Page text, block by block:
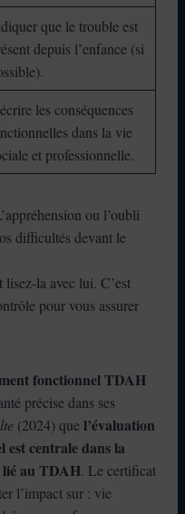
que le trouble est
depuis l’enfance (si
les conséquences
dans la vie
et professionnelle.
ou l’oubli
difficultés devant le
la avec lui. C’est
pour vous assurer
fonctionnel TDAH
précise dans ses
(2024) que l’évaluation
est centrale dans la
lié au TDAH. Le certificat
l’impact sur : vie